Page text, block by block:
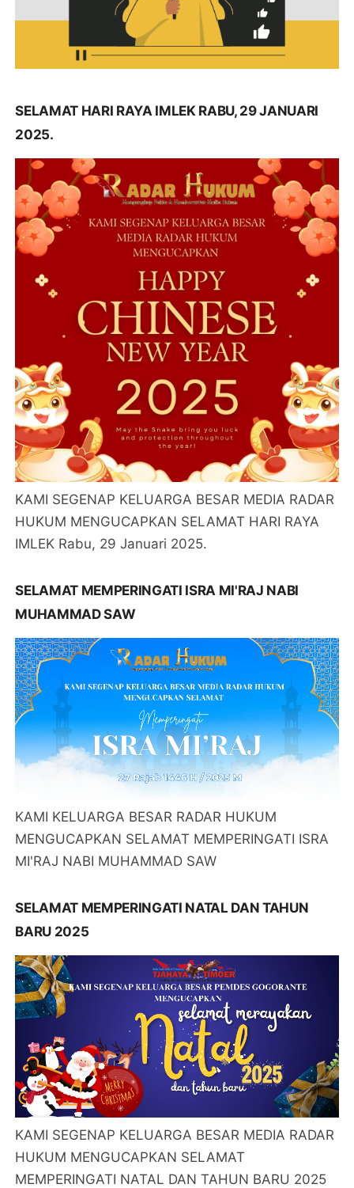
SELAMAT HARI RAYA IMLEK RABU, 29 JANUARI
2025.
KAMI SEGENAP KELUARGA BESAR MEDIA RADAR
HUKUM MENGUCAPKAN SELAMAT HARI RAYA
IMLEK Rabu, 29 Januari 2025.
SELAMAT MEMPERINGATI ISRA MI'RAJ NABI
MUHAMMAD SAW
KAMI KELUARGA BESAR RADAR HUKUM
MENGUCAPKAN SELAMAT MEMPERINGATI ISRA
MI'RAJ NABI MUHAMMAD SAW
SELAMAT MEMPERINGATI NATAL DAN TAHUN
BARU 2025
KAMI SEGENAP KELUARGA BESAR MEDIA RADAR
HUKUM MENGUCAPKAN SELAMAT
MEMPERINGATI NATAL DAN TAHUN BARU 2025